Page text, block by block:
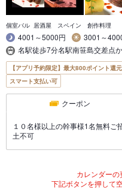
個室バル 居酒屋 スペイン 創作料理
4001～5000円
3001～
名駅徒歩7分名駅南笹島交差点
【アプリ予約限定】最大800ポイント還
スマート支払い可
クーポン
１０名様以上の幹事様1名無料ご
土不可
カレンダーの
下記ボタンを押して